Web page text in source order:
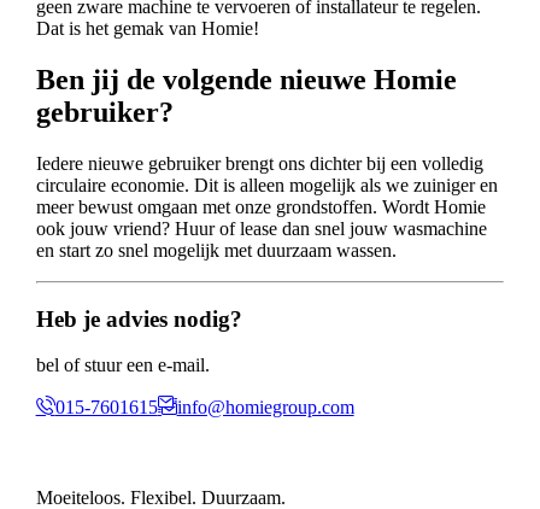
geen zware machine te vervoeren of installateur te regelen.
Dat is het gemak van Homie!
Ben jij de volgende nieuwe Homie
gebruiker?
Iedere nieuwe gebruiker brengt ons dichter bij een volledig
circulaire economie. Dit is alleen mogelijk als we zuiniger en
meer bewust omgaan met onze grondstoffen. Wordt Homie
ook jouw vriend? Huur of lease dan snel jouw wasmachine
en start zo snel mogelijk met duurzaam wassen.
Heb je advies nodig?
bel of stuur een e-mail.
015-7601615 info@homiegroup.com
Moeiteloos. Flexibel. Duurzaam.